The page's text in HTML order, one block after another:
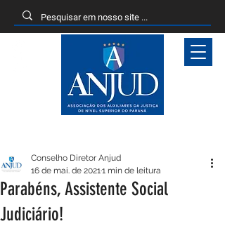
Parabéns, Assistente Social
Judiciário!
Conselho Diretor Anjud
16 de mai. de 20211 min de leitura